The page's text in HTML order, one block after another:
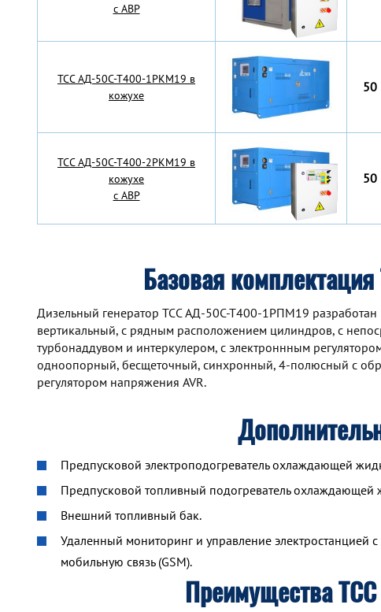
с АВР
TCC АД-50С-Т400-1РКМ19 в
кожухе
50
TCC АД-50С-Т400-2РКМ19 в
кожухе
с АВР
50
Базовая
Дизельный генератор TCC АД-50С-Т400-1РПМ19 разработан
вертикальный, с рядным расположением цилиндров, с
турбонаддувом и интеркулером, с электроннным
одноопорный, бесщеточный, синхронный, 4-полюсный с
регулятором напряжения AVR.
Предпусковой электроподогреватель охлаждающей
Предпусковой топливный подогреватель
Внешний топливный бак.
Удаленный мониторинг и управление электростанцией
мобильную связь (GSM).
Преимущества